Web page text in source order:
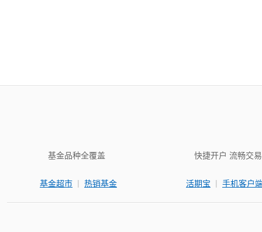
基金品种全覆盖
基金超市 | 热销基金
快捷开户 流畅交易
活期宝 | 手机客户